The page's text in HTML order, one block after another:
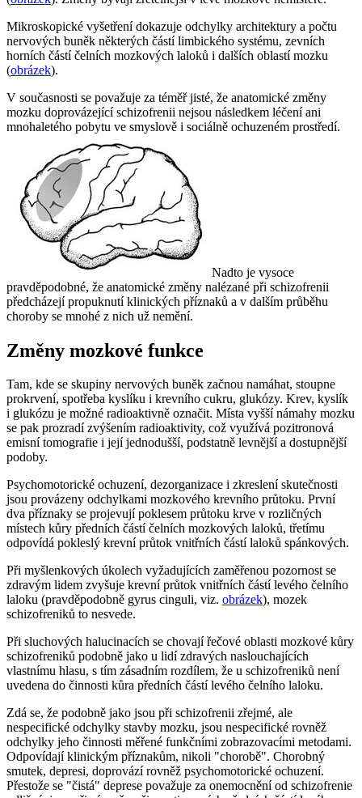
Mikroskopické vyšetření dokazuje odchylky architektury a počtu
nervových buněk některých částí limbického systému, zevních
horních částí čelních mozkových laloků i dalších oblastí mozku
(obrázek).
V současnosti se považuje za téměř jisté, že anatomické změny
mozku doprovázející schizofrenii nejsou následkem léčení ani
mnohaletého pobytu ve smyslově i sociálně ochuzeném prostředí.
Nadto je vysoce
pravděpodobné, že anatomické změny nalézané při schizofrenii
předcházejí propuknutí klinických příznaků a v dalším průběhu
choroby se mnohé z nich už nemění.
Změny mozkové funkce
Tam, kde se skupiny nervových buněk začnou namáhat, stoupne
prokrvení, spotřeba kyslíku i krevního cukru, glukózy. Krev, kyslík
i glukózu je možné radioaktivně označit. Místa vyšší námahy mozku
se pak prozradí zvýšením radioaktivity, což využívá pozitronová
emisní tomografie i její jednodušší, podstatně levnější a dostupnější
podoby.
Psychomotorické ochuzení, dezorganizace i zkreslení skutečnosti
jsou provázeny odchylkami mozkového krevního průtoku. První
dva příznaky se projevují poklesem průtoku krve v rozličných
místech kůry předních částí čelních mozkových laloků, třetímu
odpovídá pokleslý krevní průtok vnitřních částí laloků spánkových.
Při myšlenkových úkolech vyžadujících zaměřenou pozornost se
zdravým lidem zvyšuje krevní průtok vnitřních částí levého čelního
laloku (pravděpodobně gyrus cinguli, viz. obrázek), mozek
schizofreniků to nesvede.
Při sluchových halucinacích se chovají řečové oblasti mozkové kůry
schizofreniků podobně jako u lidí zdravých naslouchajících
vlastnímu hlasu, s tím zásadním rozdílem, že u schizofreniků není
uvedena do činnosti kůra předních částí levého čelního laloku.
Zdá se, že podobně jako jsou při schizofrenii zřejmé, ale
nespecifické odchylky stavby mozku, jsou nespecifické rovněž
odchylky jeho činnosti měřené funkčními zobrazovacími metodami.
Odpovídají klinickým příznakům, nikoli "chorobě". Chorobný
smutek, depresi, doprovází rovněž psychomotorické ochuzení.
Přestože se "čistá" deprese považuje za onemocnění od schizofrenie